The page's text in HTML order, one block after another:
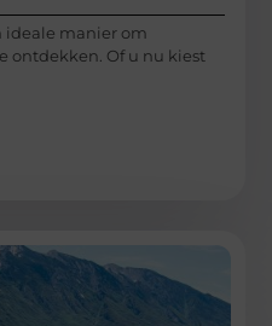
ideale manier om
ontdekken. Of u nu kiest